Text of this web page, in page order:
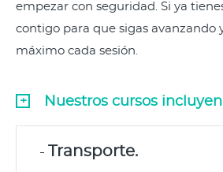
empezar con seguridad. Si ya
contigo para que sigas avanzando
máximo cada sesión.
Nuestros cursos incluyen
Transporte.